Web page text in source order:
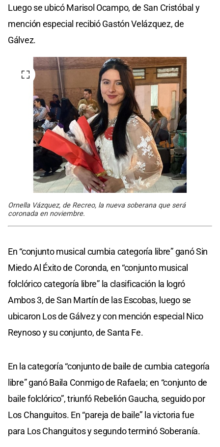
Luego se ubicó Marisol Ocampo, de San Cristóbal y
mención especial recibió Gastón Velázquez, de
Gálvez.
Ornella Vázquez, de Recreo, la nueva soberana que será
coronada en noviembre.
En “conjunto musical cumbia categoría libre” ganó Sin
Miedo Al Éxito de Coronda, en “conjunto musical
folclórico categoría libre” la clasificación la logró
Ambos 3, de San Martín de las Escobas, luego se
ubicaron Los de Gálvez y con mención especial Nico
Reynoso y su conjunto, de Santa Fe.
En la categoría “conjunto de baile de cumbia categoría
libre” ganó Baila Conmigo de Rafaela; en “conjunto de
baile folclórico”, triunfó Rebelión Gaucha, seguido por
Los Changuitos. En “pareja de baile” la victoria fue
para Los Changuitos y segundo terminó Soberanía.